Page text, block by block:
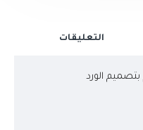
التعليقات
الورد